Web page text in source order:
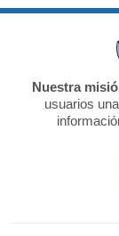
Nuestra
usuarios